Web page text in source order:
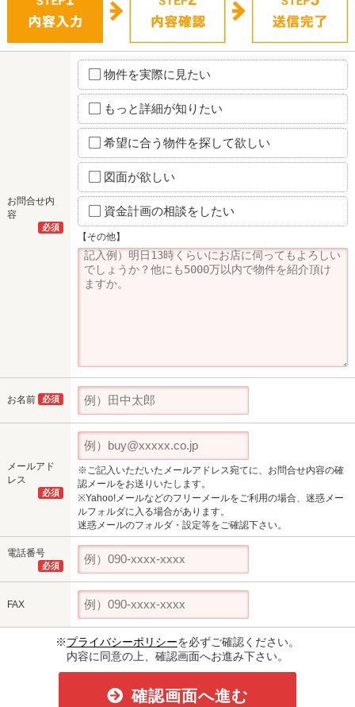
お問合せ内
容
必須
物件を実際に見たい
もっと詳細が知りたい
希望に合う物件を探して欲しい
図面が欲しい
資金計画の相談をしたい
【その他】
お名前 必須
メールアド
レス
必須
※ご記入いただいたメールアドレス宛てに、お問合せ内容の確
認メールをお送りいたします。
※Yahoo!メールなどのフリーメールをご利用の場合、迷惑メー
ルフォルダに入る場合があります。
迷惑メールのフォルダ・設定等をご確認下さい。
電話番号
必須
FAX
※プライバシーポリシーを必ずご確認ください。
内容に同意の上、確認画面へお進み下さい。
確認画面へ進む